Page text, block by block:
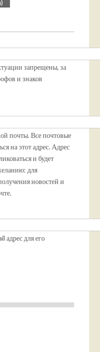
запрещены, за
и знаков
почты. Все почтовые
на этот адрес. Адрес
и будет
для
новостей и
адрес для его